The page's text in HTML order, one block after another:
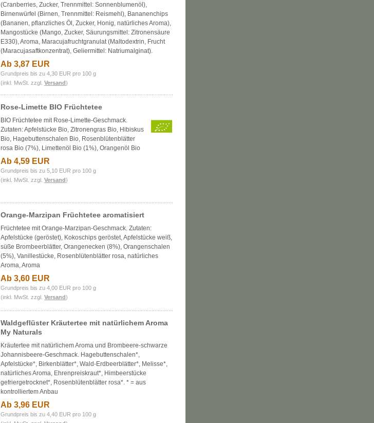
(Cranberries, Zucker, Trennmittel: Sonnenblumenöl),
Birnenwürfel (Birnen, Trennmittel: Reismehl), Bananenchips
(Bananen, pflanzliches Öl, Zucker, Honig, natürliches Aroma),
Mangostücke (Mango, Zucker, Säurungsmittel: Zitronensäure
E330), Aroma, Maracujafruchtgranulat (Maltodextrin, Frucht
(Maracujasaftkonzentrat), Geliermittel: Natriumalginat).
Ab 3,87 EUR
Grundpreis bis zu 4,30 EUR pro 100 g
(inkl. MwSt. zzgl.Versand)
Rose-Limette BIO Früchtetee
BIO Früchtetee mit Rose-Limette-Geschmack.
Zutaten: Apfelstücke Bio, Zitronengras Bio, Hibiskus
Bio, Hagebuttenschalen Bio, Rosenblütenblätter
rosa Bio (7%), Limettenöl Bio (1%), Orangenöl Bio
Ab 4,59 EUR
Grundpreis bis zu 5,10 EUR pro 100 g
(inkl. MwSt. zzgl.Versand)
Orange-Marzipan Früchtetee aromatisiert
Früchtetee mit Orange-Marzipan-Geschmack. Zutaten:
Apfelstücke (geröstet), Kokoschips geröstet, Apfelstücke weiß,
süße Brombeerblätter, Orangenecken (8%), Orangenschalen
(5%), Vanillestücke, Rosenblütenblätter rosa, natürliches
Aroma, Aroma
Ab 3,60 EUR
Grundpreis bis zu 4,00 EUR pro 100 g
(inkl. MwSt. zzgl.Versand)
Waldgeflüster Kräutertee mit natürlichem Aroma
My Naturals
Kräutertee mit natürlichem Aroma und Brombeere-schwarze
Johannisbeere-Geschmack. Hagebuttenschalen*,
Apfelstücke*, Birkenblätter*, Wald-Erdbeerblätter*, Melisse*,
natürliches Aroma, Ehrenpreiskraut*, Himbeerstücke
gefriergetrocknet*, Rosenblütenblätter rosa*. * = aus
kontrolliertem Anbau
Ab 3,96 EUR
Grundpreis bis zu 4,40 EUR pro 100 g